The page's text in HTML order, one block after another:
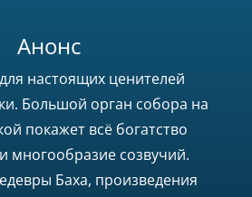
Анонс
настоящих ценителей
Большой орган собора на
покажет всё богатство
многообразие созвучий.
Баха, произведения